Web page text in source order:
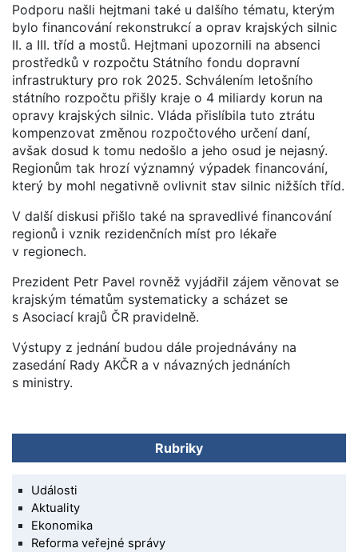
Podporu našli hejtmani také u dalšího tématu, kterým
bylo financování rekonstrukcí a oprav krajských silnic
II. a III. tříd a mostů. Hejtmani upozornili na absenci
prostředků v rozpočtu Státního fondu dopravní
infrastruktury pro rok 2025. Schválením letošního
státního rozpočtu přišly kraje o 4 miliardy korun na
opravy krajských silnic. Vláda přislíbila tuto ztrátu
kompenzovat změnou rozpočtového určení daní,
avšak dosud k tomu nedošlo a jeho osud je nejasný.
Regionům tak hrozí významný výpadek financování,
který by mohl negativně ovlivnit stav silnic nižších tříd.
V další diskusi přišlo také na spravedlivé financování
regionů i vznik rezidenčních míst pro lékaře
v regionech.
Prezident Petr Pavel rovněž vyjádřil zájem věnovat se
krajským tématům systematicky a scházet se
s Asociací krajů ČR pravidelně.
Výstupy z jednání budou dále projednávány na
zasedání Rady AKČR a v návazných jednáních
s ministry.
Rubriky
Události
Aktuality
Ekonomika
Reforma veřejné správy